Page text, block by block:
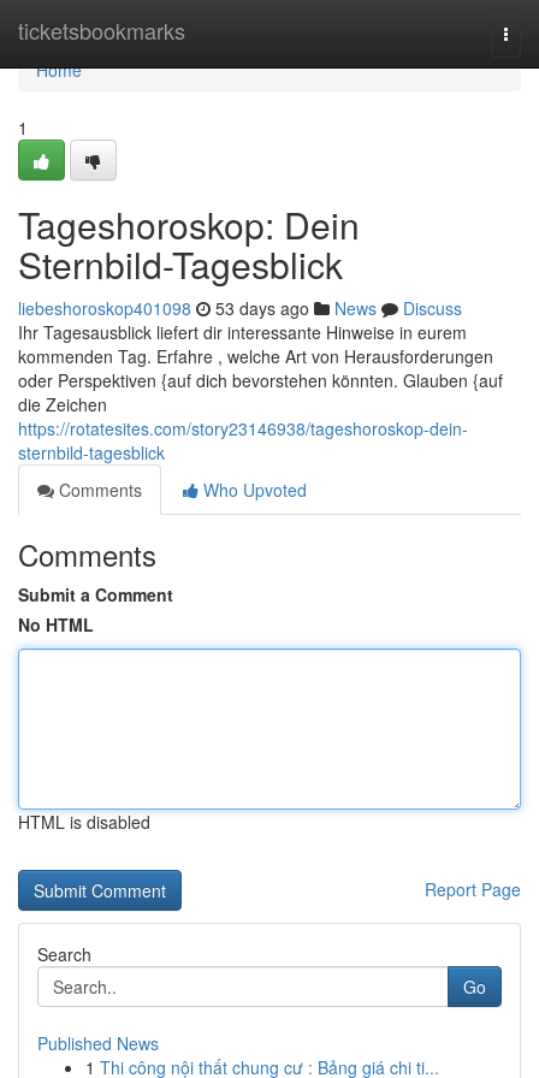
ticketsbookmarks
Home
Home
1
Tageshoroskop: Dein
Sternbild-Tagesblick
liebeshoroskop401098 53 days ago News
Discuss
Ihr Tagesausblick liefert dir interessante Hinweise in eurem
kommenden Tag. Erfahre , welche Art von Herausforderungen
oder Perspektiven {auf dich bevorstehen könnten. Glauben {auf
die Zeichen
https://rotatesites.com/story23146938/tageshoroskop-dein-
sternbild-tagesblick
Comments
Who Upvoted
Comments
Submit a Comment
No HTML
HTML is disabled
Report Page
Search
Go
Published News
1 Thi công nội thất chung cư : Bảng giá chi ti...